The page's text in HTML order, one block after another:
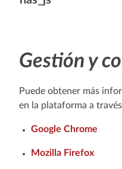
Gestión y
Puede obtener más
en la plataforma a
Google Chrome
Mozilla Firefox